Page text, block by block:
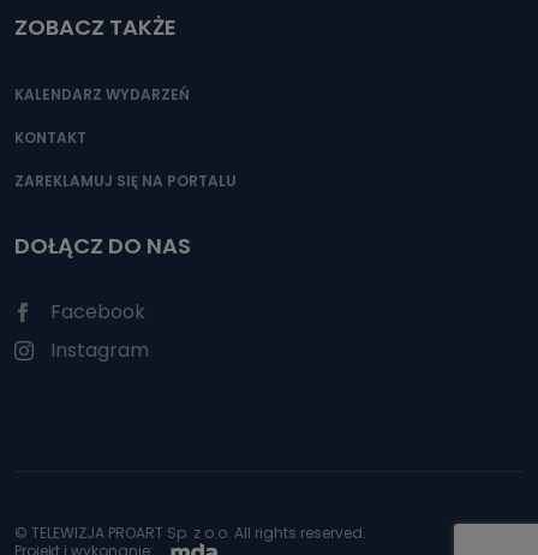
ZOBACZ TAKŻE
KALENDARZ WYDARZEŃ
KONTAKT
ZAREKLAMUJ SIĘ NA PORTALU
DOŁĄCZ DO NAS
Facebook
Instagram
© TELEWIZJA PROART Sp. z o.o. All rights reserved.
Projekt i wykonanie: